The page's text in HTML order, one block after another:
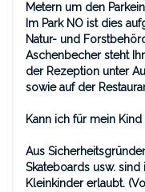
Metern um den
Im Park NO ist dies
Natur- und
Aschenbecher steht
der Rezeption unter
sowie auf der
Kann ich für mein
Aus
Skateboards usw.
Kleinkinder erlaubt.